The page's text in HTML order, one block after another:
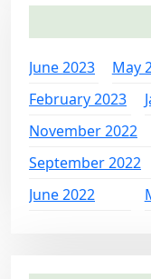
June 2023 May
February 2023
November 2022
September 2022
June 2022